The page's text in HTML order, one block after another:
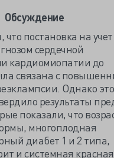
Обсуждение
постановка на
сердечной
кардиомиопатии до
связана с
Однако это
результаты
показали, что
многоплодная
диабет 1 и 2 типа,
и системная